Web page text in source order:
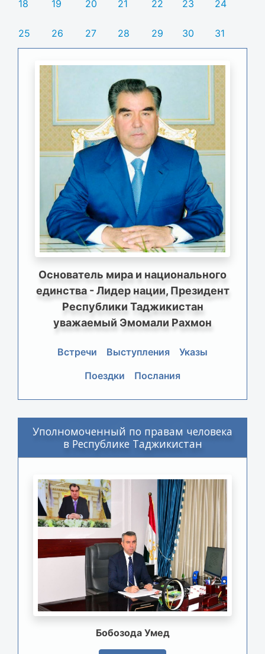
18 19 20 21 22 23 24
25 26 27 28 29 30 31
Основатель мира и национального
единства - Лидер нации, Президент
Республики Таджикистан
уважаемый Эмомали Рахмон
Встречи Выступления
Указы
Поездки
Послания
Уполномоченный по правам человека
в Республике Таджикистан
Бобозода Умед